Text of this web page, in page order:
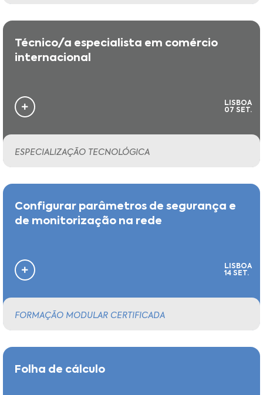
Técnico/a especialista em comércio
internacional
LISBOA
07 SET.
ESPECIALIZAÇÃO TECNOLÓGICA
Configurar parâmetros de segurança e
de monitorização na rede
LISBOA
14 SET.
FORMAÇÃO MODULAR CERTIFICADA
Folha de cálculo